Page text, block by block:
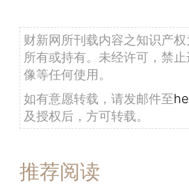
财新网所刊载内容之知识产
所有或持有。未经许可，禁
像等任何使用。
如有意愿转载，请发邮件至
及授权后，方可转载。
推荐阅读